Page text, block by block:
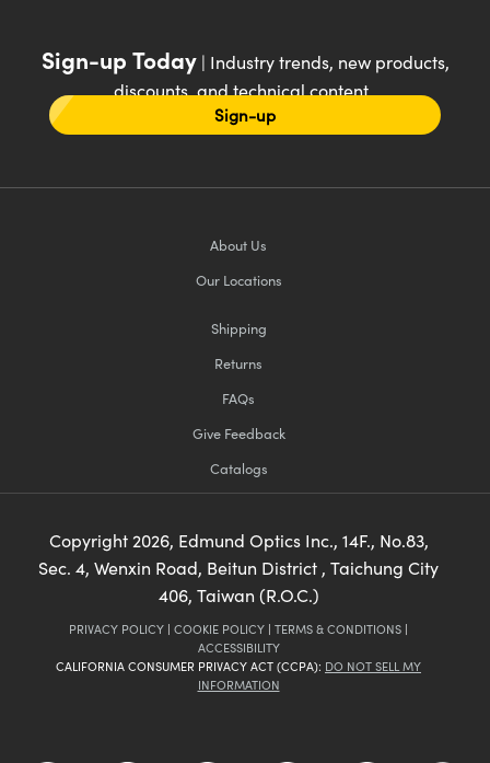
Sign-up Today| Industry trends, new products,
discounts, and technical content
Sign-up
About Us
Our Locations
Shipping
Returns
FAQs
Give Feedback
Catalogs
Copyright 2026, Edmund Optics Inc., 14F., No.83,
Sec. 4, Wenxin Road, Beitun District , Taichung City
406, Taiwan (R.O.C.)
PRIVACY POLICY | COOKIE POLICY | TERMS & CONDITIONS |
ACCESSIBILITY
CALIFORNIA CONSUMER PRIVACY ACT (CCPA): DO NOT SELL MY
INFORMATION